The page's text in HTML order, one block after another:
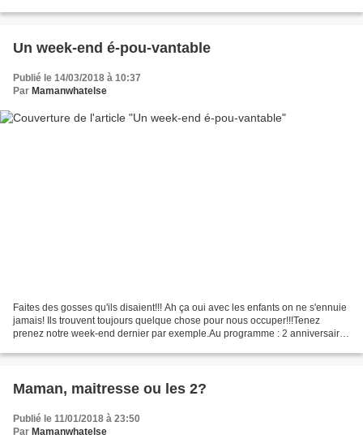
Un week-end é-pou-vantable
Publié le 14/03/2018 à 10:37
Par Mamanwhatelse
Faites des gosses qu'ils disaient!!! Ah ça oui avec les enfants on ne s'ennuie
jamais! Ils trouvent toujours quelque chose pour nous occuper!!!Tenez
prenez notre week-end dernier par exemple.Au programme : 2 anniversaires
Maman, maitresse ou les 2?
Publié le 11/01/2018 à 23:50
Par Mamanwhatelse